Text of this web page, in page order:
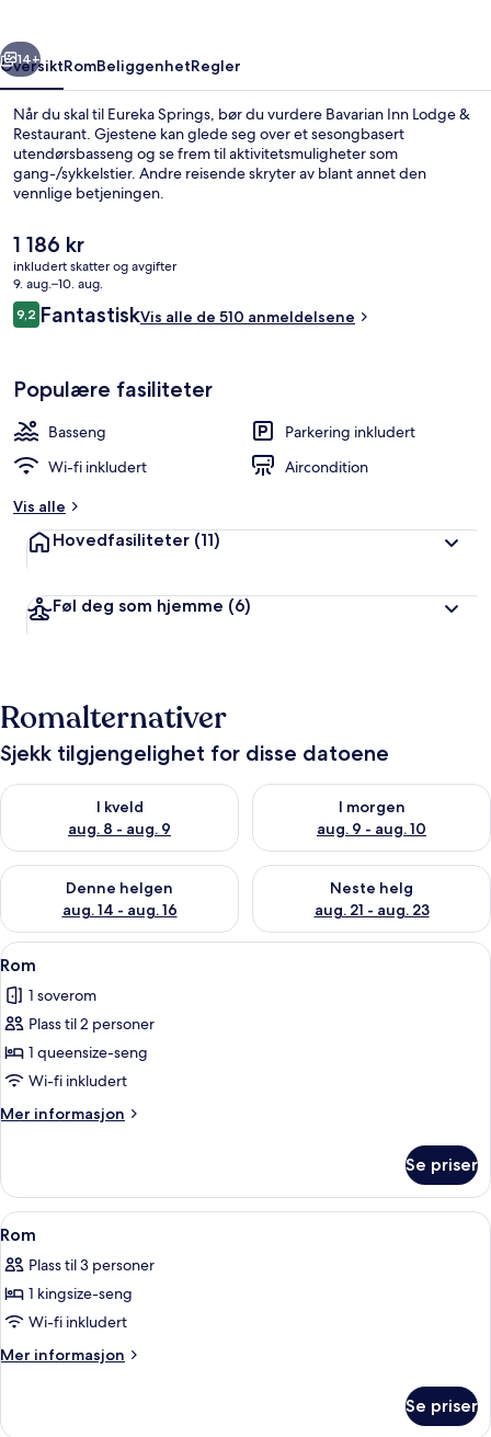
Neste
14+
OversiktRomBeliggenhetRegler
Når du skal til Eureka Springs, bør du vurdere Bavarian Inn Lodge &
Restaurant. Gjestene kan glede seg over et sesongbasert
utendørsbasseng og se frem til aktivitetsmuligheter som
gang-/sykkelstier. Andre reisende skryter av blant annet den
vennlige betjeningen.
Den
nåværende
prisen
er
1 186 kr
1 186 kr
inkludert skatter og avgifter
9. aug.–10. aug.
Anmeldelser
9,29,2 av 10 –
FantastiskVis alle de 510 anmeldelsene
Populære fasiliteter
Basseng
Parkering inkludert
Wi-fi inkludert
Aircondition
Vis alle
Hovedfasiliteter (11)
Føl deg som hjemme (6)
Romalternativer
Sjekk tilgjengelighet for disse datoene
I kveld
aug. 8 - aug. 9
Sjekk tilgjengelighet for i kveld, aug. 8 - aug. 9
I morgen
aug. 9 - aug. 10
Sjekk tilgjengelighet for i
Denne helgen
aug. 14 - aug. 16
Sjekk tilgjengelighet for denne helgen, aug. 14 - aug. 16
Neste helg
aug. 21 - aug. 23
Sjekk tilgjengelighet for
Åpne
alle
bildene
av
Rom
Rom | Skrivebord,
3
Rom
1 soverom
Plass til 2 personer
1 queensize-seng
Wi-fi inkludert
Mer informasjon
Mer
Se priser
Åpne
alle
bildene
av
Rom
Rom | Bad | Toalettartikler
2
Rom
Plass til 3 personer
1 kingsize-seng
Wi-fi inkludert
Mer informasjon
Mer
Se priser